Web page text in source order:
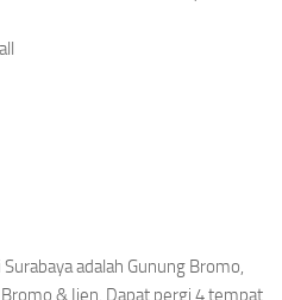
adalah Gunung Bromo,
& Ijen. Dapat pergi 4 tempat